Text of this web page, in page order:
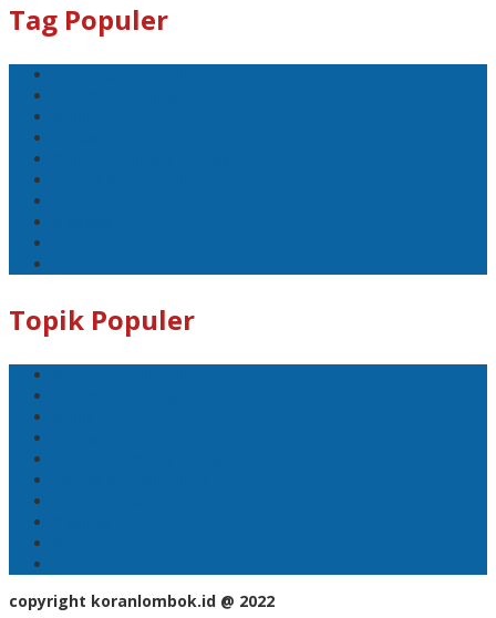
Tag Populer
Topik Populer
copyright koranlombok.id @ 2022